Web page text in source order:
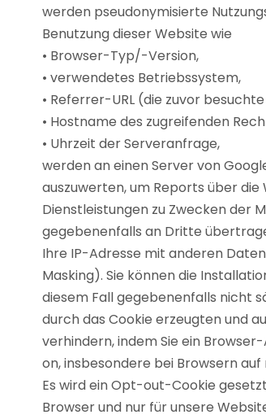
werden pseudonymisierte
Benutzung dieser Website wie
• Browser-Typ/-Version,
• verwendetes Betriebssystem,
• Referrer-URL (die zuvor
• Hostname des zugreifenden
• Uhrzeit der Serveranfrage,
werden an einen Server von
auszuwerten, um Reports über
Dienstleistungen zu Zwecken der
gegebenenfalls an Dritte
Ihre IP-Adresse mit anderen
Masking). Sie können die
diesem Fall gegebenenfalls nicht
durch das Cookie erzeugten und
verhindern, indem Sie ein
on, insbesondere bei Browsern
Es wird ein Opt-out-Cookie
Browser und nur für unsere